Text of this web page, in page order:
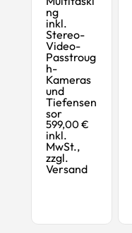
ng
inkl.
Stereo-
Video-
Passtroug
h-
Kameras
und
Tiefensen
sor
599,00 €
inkl.
MwSt.,
zzgl.
Versand